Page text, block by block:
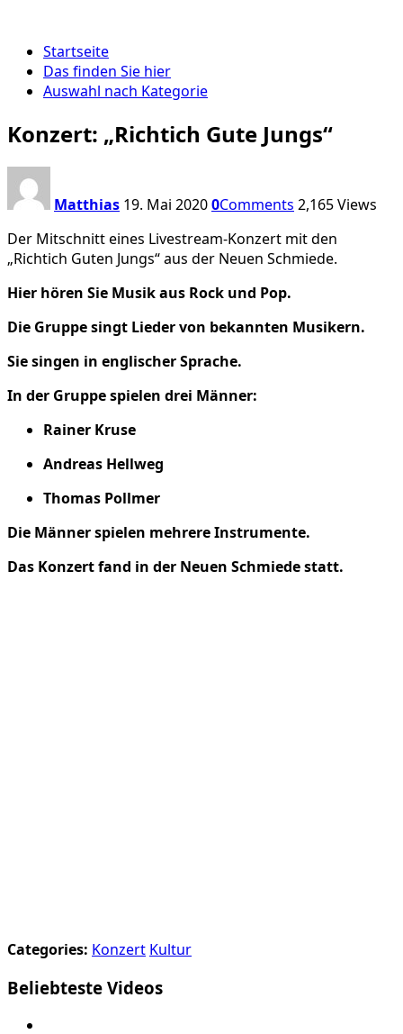
Startseite
Das finden Sie hier
Auswahl nach Kategorie
Konzert: „Richtich Gute Jungs“
Matthias 19. Mai 20200Comments 2,165Views
Der Mitschnitt eines Livestream-Konzert mit den
„Richtich Guten Jungs“ aus der Neuen Schmiede.
Hier hören Sie Musik aus Rock und Pop.
Die Gruppe singt Lieder von bekannten Musikern.
Sie singen in englischer Sprache.
In der Gruppe spielen drei Männer:
Rainer Kruse
Andreas Hellweg
Thomas Pollmer
Die Männer spielen mehrere Instrumente.
Das Konzert fand in der Neuen Schmiede statt.
Categories: Konzert Kultur
Beliebteste Videos